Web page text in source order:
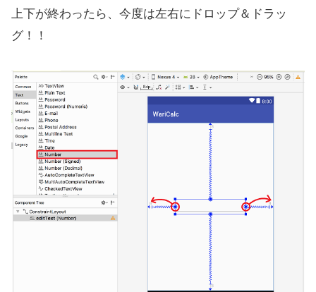
上下が終わったら、今度は左右にドロップ＆ドラッ
グ！！